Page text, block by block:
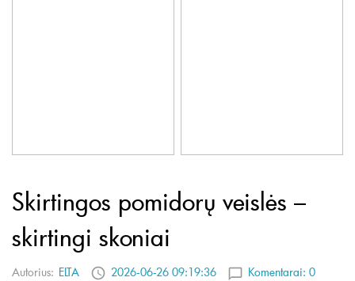
Skirtingos pomidorų veislės –
skirtingi skoniai
Autorius: ELTA 2026-06-26 09:19:36 Komentarai: 0